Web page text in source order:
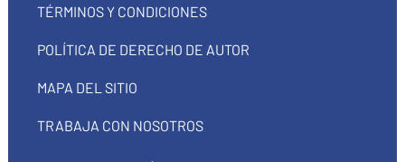
TÉRMINOS Y CONDICIONES
POLÍTICA DE DERECHO DE AUTOR
MAPA DEL SITIO
TRABAJA CON NOSOTROS